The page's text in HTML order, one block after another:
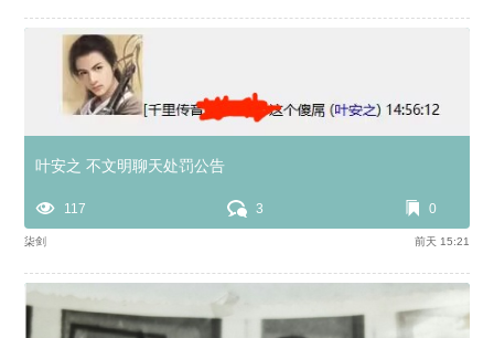
叶安之 不文明聊天处罚公告
117 3 0
柒剑 前天 15:21